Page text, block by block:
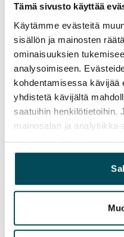
Tämä sivusto käyttää
Käytämme evästeitä
sisällön ja mainosten
ominaisuuksien
analysoimiseen.
kohdentamisessa kävijää
yhdistetä kävijältä
saatuihin henkilötietoihin.
mainosalan ja
yhdistää näitä tietoja
heille tai joita on kerätty,
palvelujaan.